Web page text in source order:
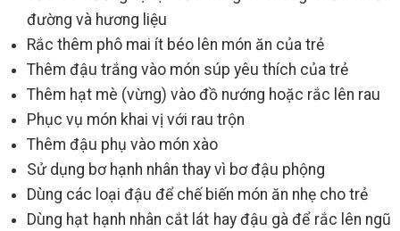
đường và hương liệu
Rắc thêm phô mai ít béo lên món ăn của trẻ
Thêm đậu trắng vào món súp yêu thích của trẻ
Thêm hạt mè (vừng) vào đồ nướng hoặc rắc lên rau
Phục vụ món khai vị với rau trộn
Thêm đậu phụ vào món xào
Sử dụng bơ hạnh nhân thay vì bơ đậu phộng
Dùng các loại đậu để chế biến món ăn nhẹ cho trẻ
Dùng hạt hạnh nhân cắt lát hay đậu gà để rắc lên ngũ